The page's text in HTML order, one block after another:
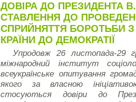
ДОВІРА ДО ПРЕЗИДЕНТА
СТАВЛЕННЯ ДО
СПРИЙНЯТТЯ БОРОТЬБИ
КРАЇНИ ДО ДЕМОКРАТІЇ
Упродовж 26 листопада-29
міжнародний інститут
всеукраїнське опитування
якого за власною
стосуються довіри до